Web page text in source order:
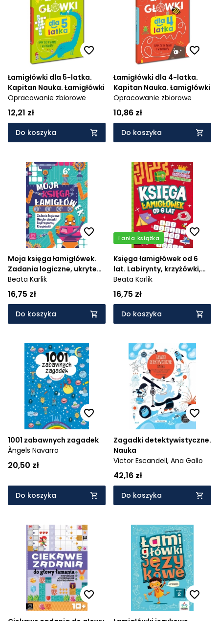
Łamigłówki dla 5-latka.
Kapitan Nauka. Łamigłówki
Opracowanie zbiorowe
12,21 zł
Do koszyka
Łamigłówki dla 4-latka.
Kapitan Nauka. Łamigłówki
Opracowanie zbiorowe
10,86 zł
Do koszyka
Moja księga łamigłówek.
Zadania logiczne, ukryte
obrazki, szyfrogramy,
krzyżówki
Beata Karlik
16,75 zł
Do koszyka
Tania książka
Księga łamigłówek od 6
lat. Labirynty, krzyżówki,
szyfrogramy
Beata Karlik
16,75 zł
Do koszyka
1001 zabawnych zagadek
Àngels Navarro
20,50 zł
Do koszyka
Zagadki detektywistyczne.
Nauka
Victor Escandell, Ana Gallo
42,16 zł
Do koszyka